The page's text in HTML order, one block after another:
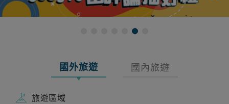
國外旅遊 國內旅遊
旅遊區域